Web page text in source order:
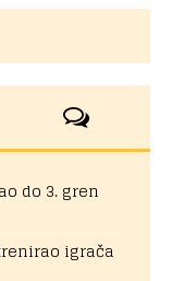
do 3. gren
igrača